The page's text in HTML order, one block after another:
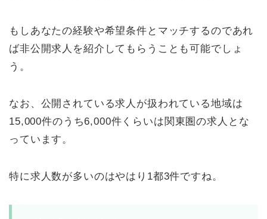
もしあなたの経験や希望条件とマッチするのであれ
ば非公開求人を紹介してもらうことも可能でしょ
う。
なお、公開されている求人が扱われている地域は
15,000件のうち6,000件くらいは関東圏の求人とな
っています。
特に求人数が多いのはやはり1都3件ですね。